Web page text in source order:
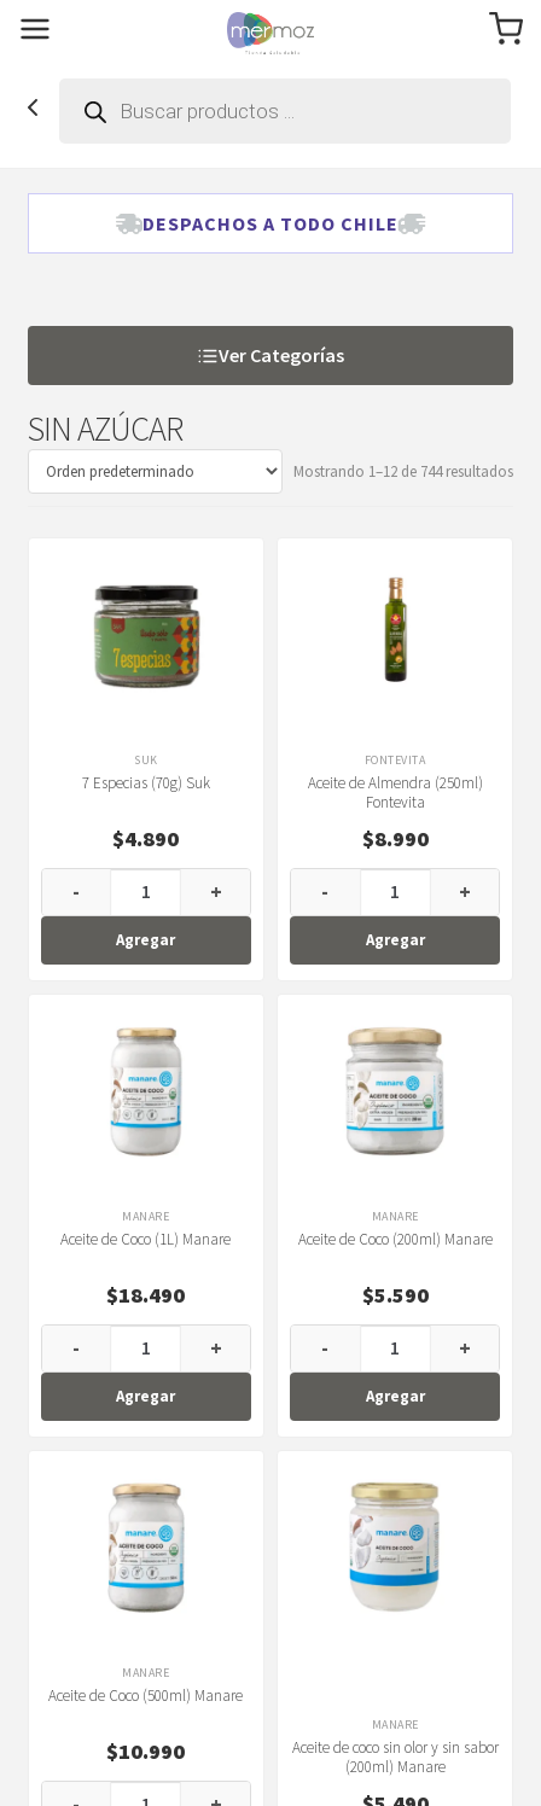
productos
DESPACHOS A TODO CHILE
Ver Categorías
SIN AZÚCAR
Mostrando 1–12 de 744 resultados
SUK
7 Especias (70g) Suk
$4.890
-
+
Agregar
FONTEVITA
Aceite de Almendra (250ml)
Fontevita
$8.990
-
+
Agregar
MANARE
Aceite de Coco (1L) Manare
$18.490
-
+
Agregar
MANARE
Aceite de Coco (200ml) Manare
$5.590
-
+
Agregar
MANARE
Aceite de Coco (500ml) Manare
$10.990
MANARE
Aceite de coco sin olor y sin sabor
(200ml) Manare